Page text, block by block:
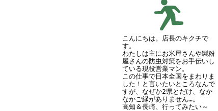
こんにちは。店長のキクチで
す。
わたしは主にお米屋さんや製粉
屋さんの防虫対策をお手伝いし
ている現役営業マン。
この仕事で日本全国をまわりま
した！と言いたいところなんで
すが、なぜか2県とだけ、なか
なかご縁がありません…。
高知＆長崎、行ってみたい～